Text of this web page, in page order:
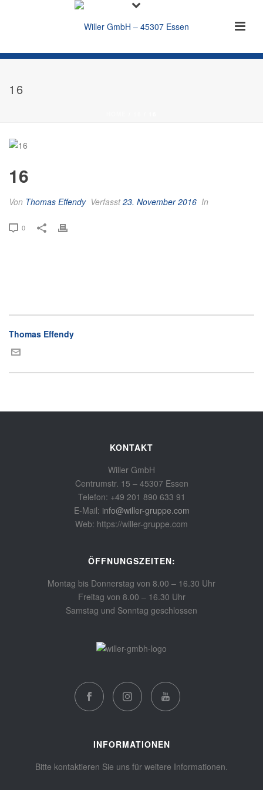
16
16
Von Thomas Effendy Verfasst23. November 2016 In
0
Thomas Effendy
KONTAKT
Willer GmbH
Centrumstr. 15 – 45307 Essen
Telefon: +49 201 890 633 91
E-Mail: info@willer-gruppe.com
Web: https://willer-gruppe.com
ÖFFNUNGSZEITEN:
Montag bis Donnerstag von 8.00 – 16.30 Uhr
Freitag von 8.00 – 16.30 Uhr
Samstag und Sonntag geschlossen
INFORMATIONEN
Bitte kontaktieren Sie uns für weitere Informationen.